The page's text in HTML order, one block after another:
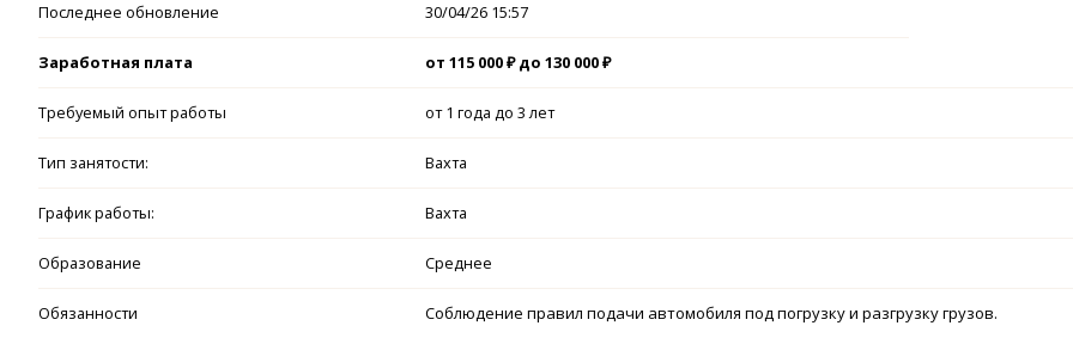
Последнее обновление 30/04/26 15:57
Заработная плата от 115 000 ₽ до 130 000 ₽
Требуемый опыт работы от 1 года до 3 лет
Тип занятости: Вахта
График работы: Вахта
Образование Среднее
Обязанности Соблюдение правил подачи автомобиля под погрузку и разгрузку грузов.